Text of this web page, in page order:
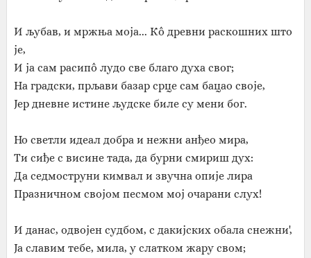
И љубав, и мржња моја... Кô древни раскошних што
је,
И ја сам расипô лудо све благо духа свог;
На градски, прљави базар срце сам бацао своје,
Јер дневне истине људске биле су мени бог.
Но светли идеал добра и нежни анђео мира,
Ти сиђе с висине тада, да бурни смириш дух:
Да седмоструни кимвал и звучна опије лира
Празничном својом песмом мој очарани слух!
И данас, одвојен судбом, с дакијских обала снежни',
Ја славим тебе, мила, у слатком жару свом;